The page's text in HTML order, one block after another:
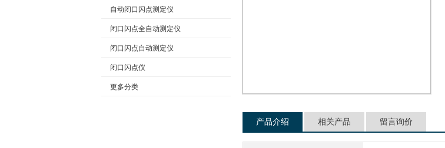
自动闭口闪点测定仪
闭口闪点全自动测定仪
闭口闪点自动测定仪
闭口闪点仪
更多分类
产品介绍 相关产品 留言询价